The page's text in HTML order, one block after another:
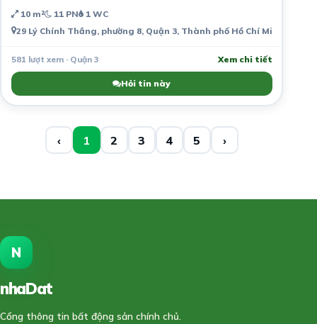
10 m² 11 PN 1 WC
29 Lý Chính Thắng, phường 8, Quận 3, Thành phố Hồ Chí Minh, Việt
581 lượt xem · Quận 3 Xem chi tiết
Hỏi tin này
‹ 1 2 3 4 5 ›
N
nhaDat
Cổng thông tin bất động sản chính chủ.